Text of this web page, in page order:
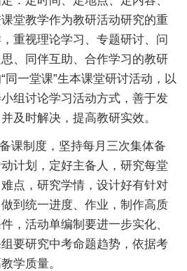
堂教学作为教研活动研究的重
重视理论学习、专题研讨、问
、同伴互助、合作学习的教研
同一堂课”生本课堂研讨活动，以
组讨论学习活动方式，善于发
及时解决，提高教研实效。
制度，坚持每月三次集体备
计划，定好主备人，研究每堂
点，研究学情，设计好有针对
到统一进度、作业，制作高质
，活动单编制要进一步实化、
要研究中考命题趋势，依据考
学质量。